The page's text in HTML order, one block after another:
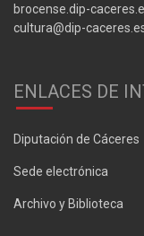
brocense.dip-
cultura@dip-
ENLACES DE
Diputación de Cáceres
Sede electrónica
Archivo y Biblioteca